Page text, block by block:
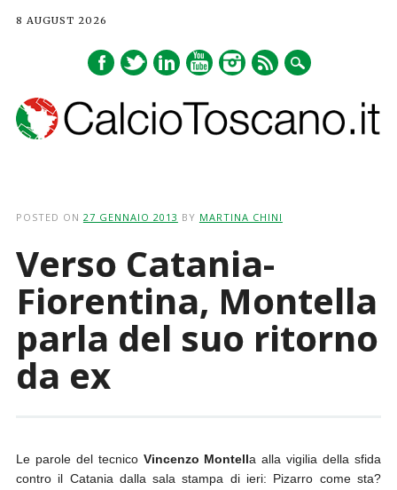
8 AUGUST 2026
POSTED ON 27 GENNAIO 2013 BY MARTINA CHINI
Verso Catania-
Fiorentina, Montella
parla del suo ritorno
da ex
Le parole del tecnico Vincenzo Montella alla vigilia della sfida
contro il Catania dalla sala stampa di ieri: Pizarro come sta?